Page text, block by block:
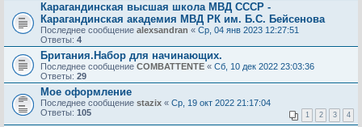
Карагандинская высшая школа МВД СССР -
Карагандинская академия МВД РК им. Б.С. Бейсенова
Последнее сообщение alexsandran « Ср, 04 янв 2023 12:27:51
Ответы: 4
Британия.Набор для начинающих.
Последнее сообщение COMBATTENTE « Сб, 10 дек 2022 23:03:36
Ответы: 29
Мое оформление
Последнее сообщение stazix « Ср, 19 окт 2022 21:17:04
Ответы: 105 1 2 3 4